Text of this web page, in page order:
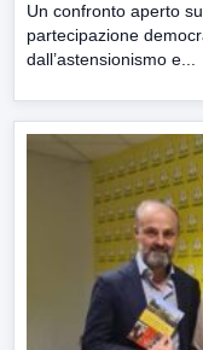
Un confronto aperto
partecipazione
dall’astensionismo e...